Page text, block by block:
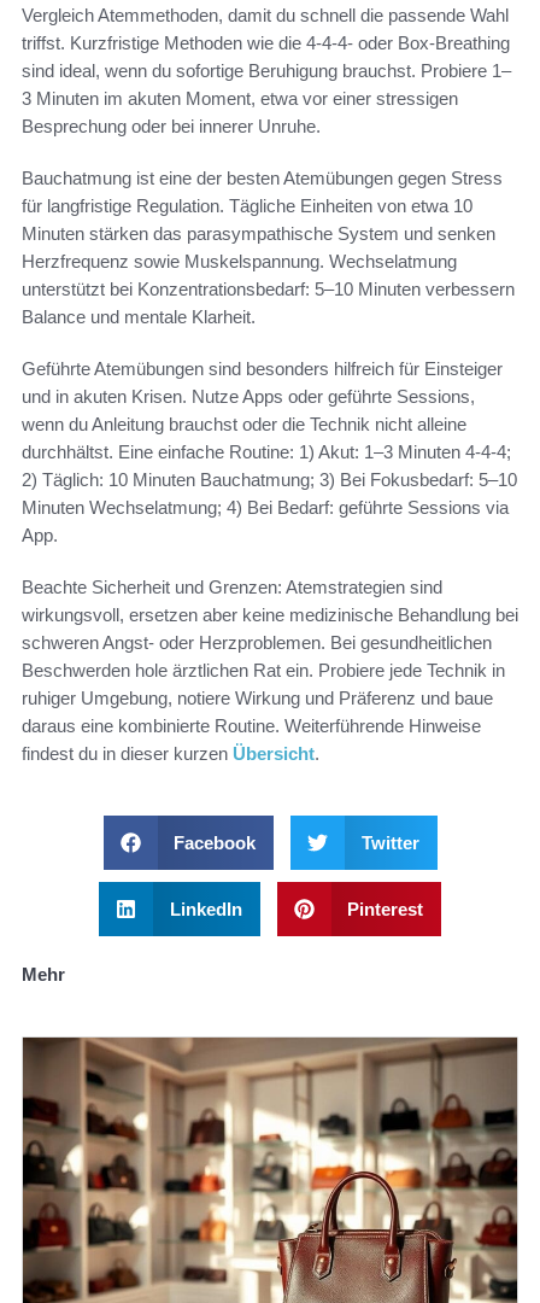
Vergleich Atemmethoden, damit du schnell die passende Wahl
triffst. Kurzfristige Methoden wie die 4-4-4- oder Box-Breathing
sind ideal, wenn du sofortige Beruhigung brauchst. Probiere 1–
3 Minuten im akuten Moment, etwa vor einer stressigen
Besprechung oder bei innerer Unruhe.
Bauchatmung ist eine der besten Atemübungen gegen Stress
für langfristige Regulation. Tägliche Einheiten von etwa 10
Minuten stärken das parasympathische System und senken
Herzfrequenz sowie Muskelspannung. Wechselatmung
unterstützt bei Konzentrationsbedarf: 5–10 Minuten verbessern
Balance und mentale Klarheit.
Geführte Atemübungen sind besonders hilfreich für Einsteiger
und in akuten Krisen. Nutze Apps oder geführte Sessions,
wenn du Anleitung brauchst oder die Technik nicht alleine
durchhältst. Eine einfache Routine: 1) Akut: 1–3 Minuten 4-4-4;
2) Täglich: 10 Minuten Bauchatmung; 3) Bei Fokusbedarf: 5–10
Minuten Wechselatmung; 4) Bei Bedarf: geführte Sessions via
App.
Beachte Sicherheit und Grenzen: Atemstrategien sind
wirkungsvoll, ersetzen aber keine medizinische Behandlung bei
schweren Angst- oder Herzproblemen. Bei gesundheitlichen
Beschwerden hole ärztlichen Rat ein. Probiere jede Technik in
ruhiger Umgebung, notiere Wirkung und Präferenz und baue
daraus eine kombinierte Routine. Weiterführende Hinweise
findest du in dieser kurzen Übersicht.
Facebook Twitter
LinkedIn Pinterest
Mehr